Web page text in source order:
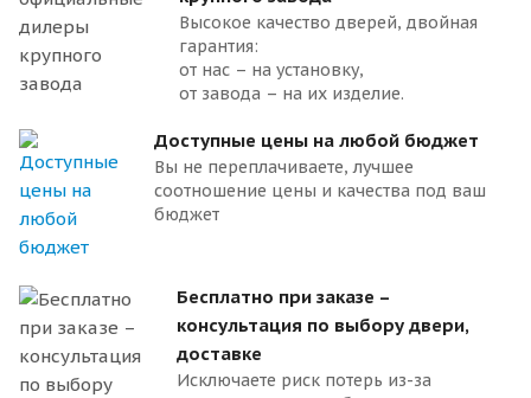
Высокое качество дверей, двойная
гарантия:
от нас – на установку,
от завода – на их изделие.
Доступные цены на любой бюджет
Вы не переплачиваете, лучшее
соотношение цены и качества под ваш
бюджет
Бесплатно при заказе –
консультация по выбору двери,
доставке
Исключаете риск потерь из-за